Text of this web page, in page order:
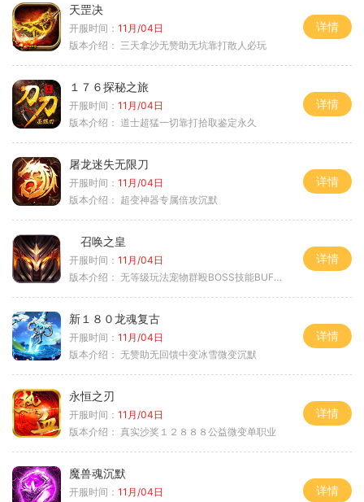
天罡决
开服时间： 11月/04日
版本介绍： 三天拿沙无赞助无坑靠打散人必玩
详情
１７６探秘之旅
开服时间： 11月/04日
版本介绍： 道士超猛一切靠打拾取鉴定永久
详情
屠龙迷失无限刀
开服时间： 11月/04日
版本介绍： 超变神器专属倍攻沉默
详情
召唤之皇
开服时间： 11月/04日
版本介绍： 无等级玩法宠物群殴BOSS技能BUFF铭文B
详情
新１８０龙魂复古
开服时间： 11月/04日
版本介绍： 无赞助无回馈中变冰雪微变沉默
详情
永恒之刃
开服时间： 11月/04日
版本介绍： 真实沙奖１２８８８公益微变单职业
详情
魔兽魂沉默
开服时间： 11月/04日
详情